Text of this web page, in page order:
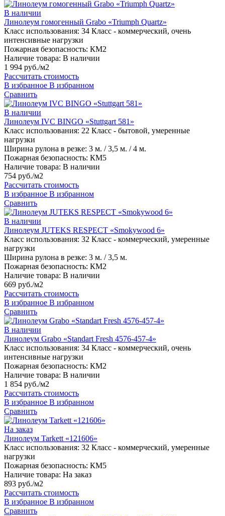
В наличии
Линолеум гомогенный Grabo «Triumph Quartz»
Класс использования: 34 Класс - коммерческий, очень
интенсивные нагрузки
Пожарная безопасность: КМ2
Наличие товара: В наличии
1 994 руб./м2
Рассчитать стоимость
В избранное В избранном
Сравнить
В наличии
Линолеум IVC BINGO «Stuttgart 581»
Класс использования: 22 Класс - бытовой, умеренные
нагрузки
Ширина рулона в резке: 3 м. / 3,5 м. / 4 м.
Пожарная безопасность: КМ5
Наличие товара: В наличии
754 руб./м2
Рассчитать стоимость
В избранное В избранном
Сравнить
В наличии
Линолеум JUTEKS RESPECT «Smokywood 6»
Класс использования: 32 Класс - коммерческий, умеренные
нагрузки
Ширина рулона в резке: 3 м. / 3,5 м.
Пожарная безопасность: КМ2
Наличие товара: В наличии
669 руб./м2
Рассчитать стоимость
В избранное В избранном
Сравнить
В наличии
Линолеум Grabo «Standart Fresh 4576-457-4»
Класс использования: 34 Класс - коммерческий, очень
интенсивные нагрузки
Пожарная безопасность: КМ2
Наличие товара: В наличии
1 854 руб./м2
Рассчитать стоимость
В избранное В избранном
Сравнить
На заказ
Линолеум Tarkett «121606»
Класс использования: 32 Класс - коммерческий, умеренные
нагрузки
Пожарная безопасность: КМ5
Наличие товара: На заказ
893 руб./м2
Рассчитать стоимость
В избранное В избранном
Сравнить